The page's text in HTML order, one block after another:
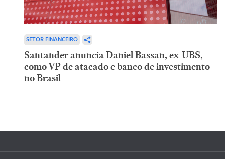
SETOR FINANCEIRO
Santander anuncia Daniel Bassan, ex-UBS,
como VP de atacado e banco de investimento
no Brasil